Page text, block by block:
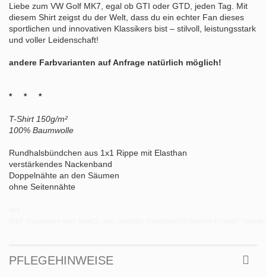
Liebe zum VW Golf MK7, egal ob GTI oder GTD, jeden Tag. Mit
diesem Shirt zeigst du der Welt, dass du ein echter Fan dieses
sportlichen und innovativen Klassikers bist – stilvoll, leistungsstark
und voller Leidenschaft!
andere Farbvarianten auf Anfrage natürlich möglich!
* * *
T-Shirt 150g/m²
100% Baumwolle
Rundhalsbündchen aus 1x1 Rippe mit Elasthan
verstärkendes Nackenband
Doppelnähte an den Säumen
ohne Seitennähte
PFLEGEHINWEISE